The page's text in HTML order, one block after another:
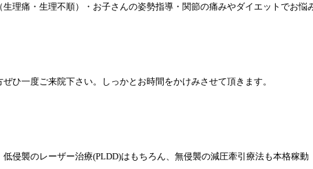
理痛・生理不順）・お子さんの姿勢指導・関節の痛みやダイエットでお悩
ひ一度ご来院下さい。しっかとお時間をかけみさせて頂きます。
侵襲のレーザー治療(PLDD)はもちろん、無侵襲の減圧牽引療法も本格稼動